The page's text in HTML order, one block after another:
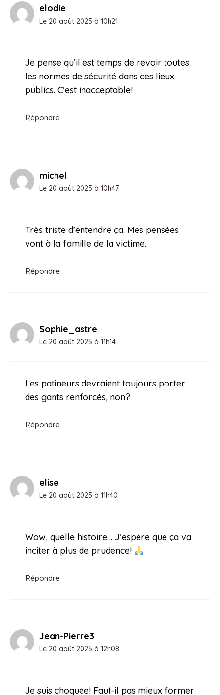
elodie
Le 20 août 2025 à 10h21
Je pense qu’il est temps de revoir toutes
les normes de sécurité dans ces lieux
publics. C’est inacceptable!
Répondre
michel
Le 20 août 2025 à 10h47
Très triste d’entendre ça. Mes pensées
vont à la famille de la victime.
Répondre
Sophie_astre
Le 20 août 2025 à 11h14
Les patineurs devraient toujours porter
des gants renforcés, non?
Répondre
elise
Le 20 août 2025 à 11h40
Wow, quelle histoire… J’espère que ça va
inciter à plus de prudence!
Répondre
Jean-Pierre3
Le 20 août 2025 à 12h08
Je suis choquée! Faut-il pas mieux former